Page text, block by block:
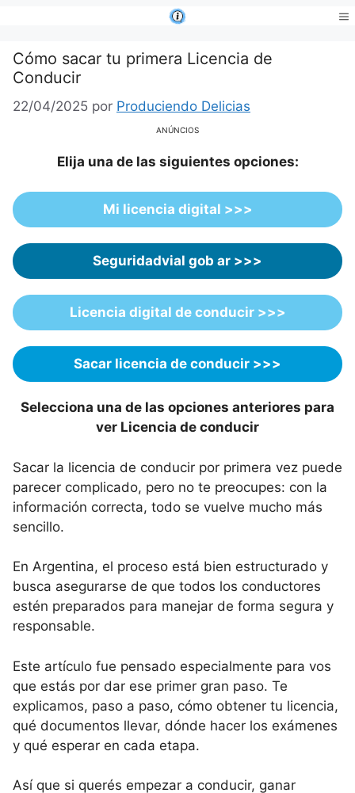
contenido
Cómo sacar tu primera Licencia de
Conducir
22/04/2025 por Produciendo Delicias
ANÚNCIOS
Elija una de las siguientes opciones:
Mi licencia digital >>>
Seguridadvial gob ar >>>
Licencia digital de conducir>>>
Sacar licencia de conducir >>>
Selecciona una de las opciones anteriores para
ver Licencia de conducir
Sacar la licencia de conducir por primera vez puede
parecer complicado, pero no te preocupes: con la
información correcta, todo se vuelve mucho más
sencillo.
En Argentina, el proceso está bien estructurado y
busca asegurarse de que todos los conductores
estén preparados para manejar de forma segura y
responsable.
Este artículo fue pensado especialmente para vos
que estás por dar ese primer gran paso. Te
explicamos, paso a paso, cómo obtener tu licencia,
qué documentos llevar, dónde hacer los exámenes
y qué esperar en cada etapa.
Así que si querés empezar a conducir, ganar